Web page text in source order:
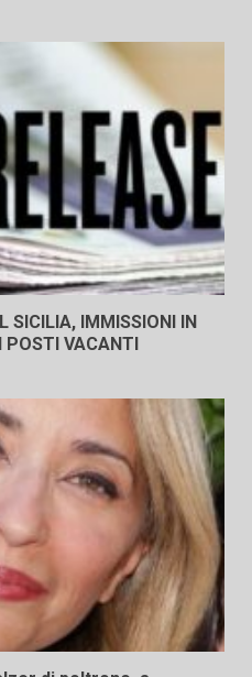
SICILIA, IMMISSIONI IN
POSTI VACANTI